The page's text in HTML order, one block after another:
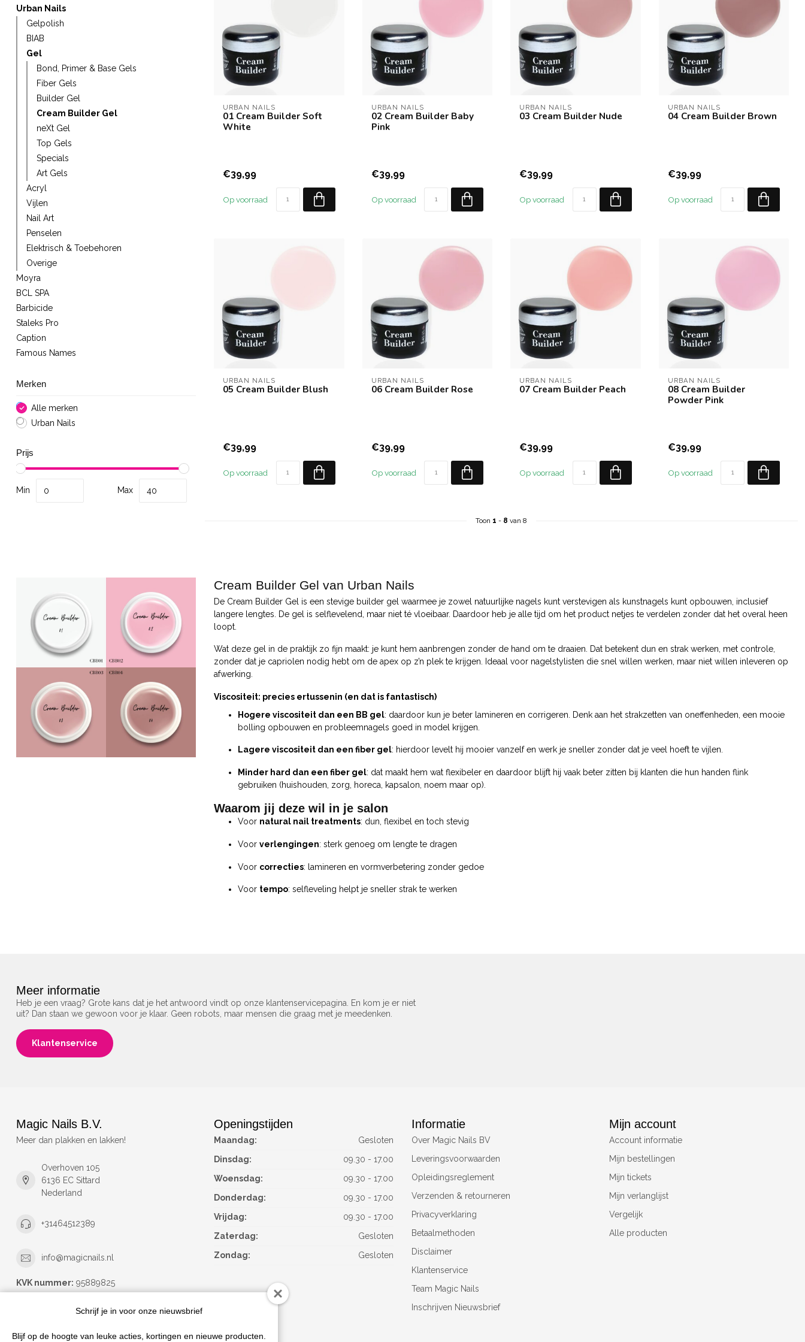
Urban Nails
Gelpolish
BIAB
Gel
Bond, Primer & Base Gels
Fiber Gels
Builder Gel
Cream Builder Gel
neXt Gel
Top Gels
Specials
Art Gels
Acryl
Vijlen
Nail Art
Penselen
Elektrisch & Toebehoren
Overige
Moyra
BCL SPA
Barbicide
Staleks Pro
Caption
Famous Names
Merken
Alle merken
Urban Nails
Prijs
Min Max
URBAN NAILS
01 Cream Builder Soft
White
€39,99
Op voorraad
URBAN NAILS
02 Cream Builder Baby
Pink
€39,99
Op voorraad
URBAN NAILS
03 Cream Builder Nude
€39,99
Op voorraad
URBAN NAILS
04 Cream Builder Brown
€39,99
Op voorraad
URBAN NAILS
05 Cream Builder Blush
€39,99
Op voorraad
URBAN NAILS
06 Cream Builder Rose
€39,99
Op voorraad
URBAN NAILS
07 Cream Builder Peach
€39,99
Op voorraad
URBAN NAILS
08 Cream Builder
Powder Pink
€39,99
Op voorraad
Toon 1 - 8 van 8
Cream Builder Gel van Urban Nails
De Cream Builder Gel is een stevige builder gel waarmee je zowel natuurlijke nagels kunt verstevigen als kunstnagels kunt opbouwen, inclusief
langere lengtes. De gel is selflevelend, maar niet té vloeibaar. Daardoor heb je alle tijd om het product netjes te verdelen zonder dat het overal heen
loopt.
Wat deze gel in de praktijk zo fijn maakt: je kunt hem aanbrengen zonder de hand om te draaien. Dat betekent dun en strak werken, met controle,
zonder dat je capriolen nodig hebt om de apex op z’n plek te krijgen. Ideaal voor nagelstylisten die snel willen werken, maar niet willen inleveren op
afwerking.
Viscositeit: precies ertussenin (en dat is fantastisch)
Hogere viscositeit dan een BB gel: daardoor kun je beter lamineren en corrigeren. Denk aan het strakzetten van oneffenheden, een mooie
bolling opbouwen en probleemnagels goed in model krijgen.
Lagere viscositeit dan een fiber gel: hierdoor levelt hij mooier vanzelf en werk je sneller zonder dat je veel hoeft te vijlen.
Minder hard dan een fiber gel: dat maakt hem wat flexibeler en daardoor blijft hij vaak beter zitten bij klanten die hun handen flink
gebruiken (huishouden, zorg, horeca, kapsalon, noem maar op).
Waarom jij deze wil in je salon
Voor natural nail treatments: dun, flexibel en toch stevig
Voor verlengingen: sterk genoeg om lengte te dragen
Voor correcties: lamineren en vormverbetering zonder gedoe
Voor tempo: selfleveling helpt je sneller strak te werken
Meer informatie
Heb je een vraag? Grote kans dat je het antwoord vindt op onze klantenservicepagina. En kom je er niet
uit? Dan staan we gewoon voor je klaar. Geen robots, maar mensen die graag met je meedenken.
Klantenservice
Magic Nails B.V.
Meer dan plakken en lakken!
Overhoven 105
6136 EC Sittard
Nederland
+31464512389
info@magicnails.nl
KVK nummer: 95889825
Openingstijden
Maandag:
Gesloten
Dinsdag:
09.30 - 17.00
Woensdag:
09.30 - 17.00
Donderdag:
09.30 - 17.00
Vrijdag:
09.30 - 17.00
Zaterdag:
Gesloten
Zondag:
Gesloten
Informatie
Over Magic Nails BV
Leveringsvoorwaarden
Opleidingsreglement
Verzenden & retourneren
Privacyverklaring
Betaalmethoden
Disclaimer
Klantenservice
Team Magic Nails
Inschrijven Nieuwsbrief
Mijn account
Account informatie
Mijn bestellingen
Mijn tickets
Mijn verlanglijst
Vergelijk
Alle producten
Schrijf je in voor onze nieuwsbrief
Blijf op de hoogte van leuke acties, kortingen en nieuwe producten.